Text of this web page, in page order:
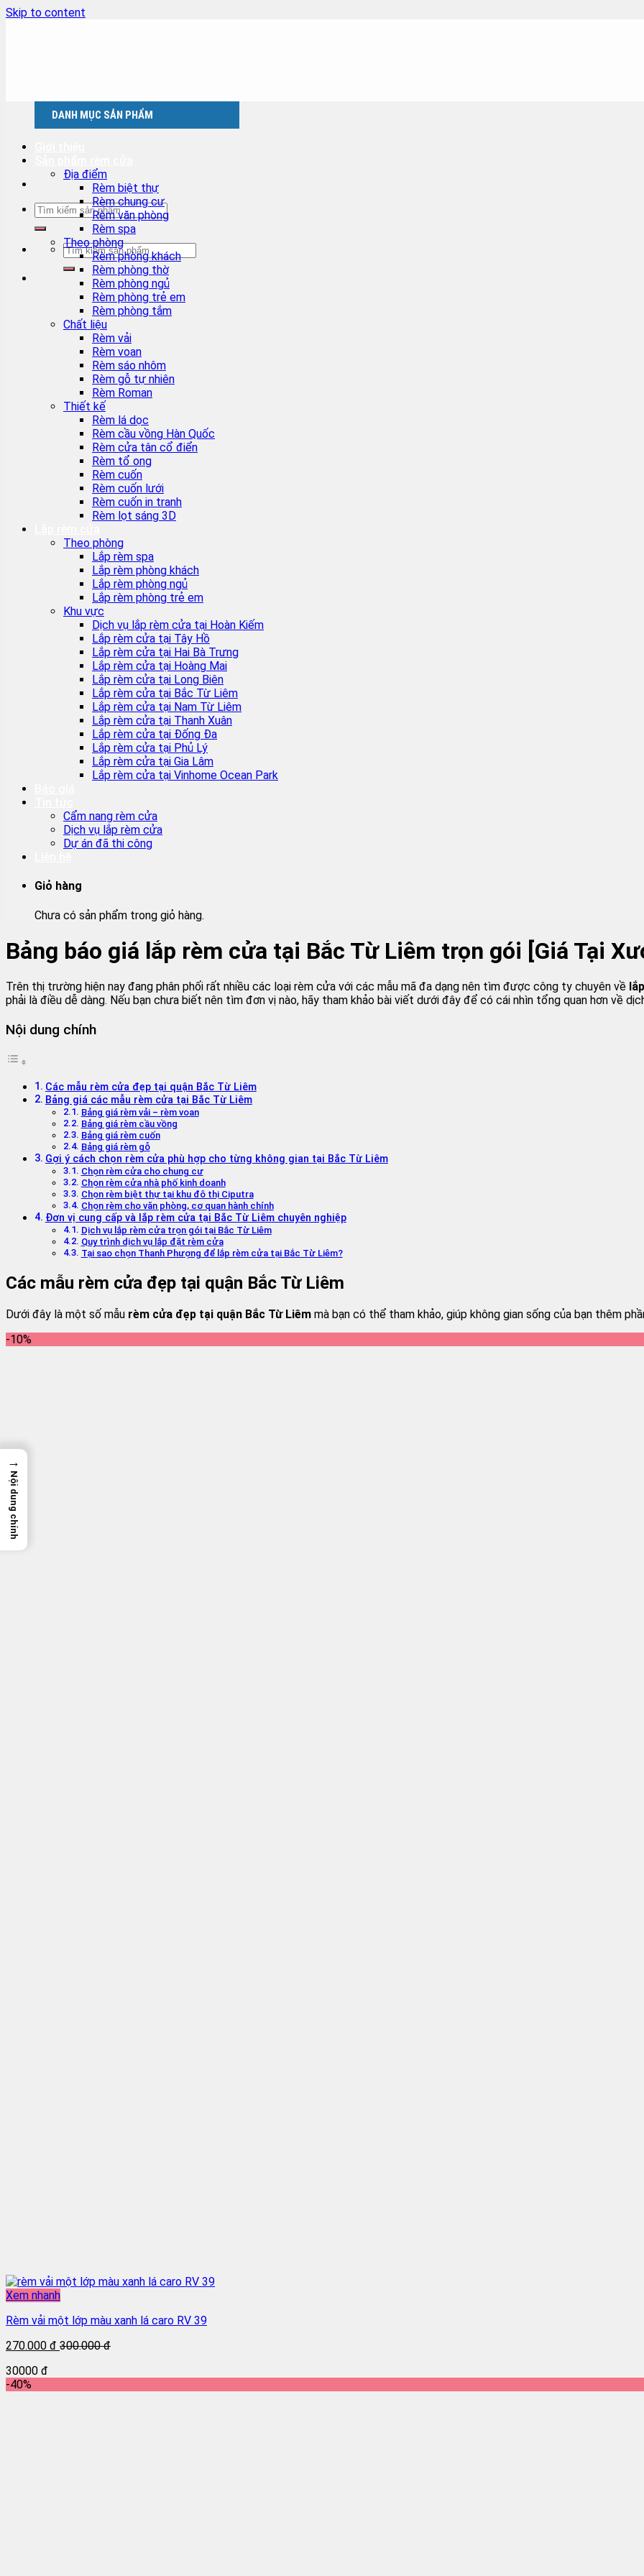
Skip to content
DANH MỤC SẢN PHẨM
Địa điểm
Rèm biệt thự
Rèm chung cư
Rèm văn phòng
Rèm spa
Theo phòng
Rèm phòng khách
Rèm phòng thờ
Rèm phòng ngủ
Rèm phòng trẻ em
Rèm phòng tắm
Chất liệu
Rèm vải
Rèm voan
Rèm sáo nhôm
Rèm gỗ tự nhiên
Rèm Roman
Thiết kế
Rèm lá dọc
Rèm cầu vồng Hàn Quốc
Rèm cửa tân cổ điển
Rèm tổ ong
Rèm cuốn
Rèm cuốn lưới
Rèm cuốn in tranh
Rèm lọt sáng 3D
Theo phòng
Lắp rèm spa
Lắp rèm phòng khách
Lắp rèm phòng ngủ
Lắp rèm phòng trẻ em
Khu vực
Dịch vụ lắp rèm cửa tại Hoàn Kiếm
Lắp rèm cửa tại Tây Hồ
Lắp rèm cửa tại Hai Bà Trưng
Lắp rèm cửa tại Hoàng Mai
Lắp rèm cửa tại Long Biên
Lắp rèm cửa tại Bắc Từ Liêm
Lắp rèm cửa tại Nam Từ Liêm
Lắp rèm cửa tại Thanh Xuân
Lắp rèm cửa tại Đống Đa
Lắp rèm cửa tại Phủ Lý
Lắp rèm cửa tại Gia Lâm
Lắp rèm cửa tại Vinhome Ocean Park
Cẩm nang rèm cửa
Dịch vụ lắp rèm cửa
Dự án đã thi công
Giỏ hàng
Chưa có sản phẩm trong giỏ hàng.
Bảng báo giá lắp rèm cửa tại Bắc Từ Liêm trọn gói [Giá Tại
Trên thị trường hiện nay đang phân phối rất nhiều các loại rèm cửa với các mẫu mã đa dạng nên tìm được công ty chuyên về
phải là điều dễ dàng. Nếu bạn chưa biết nên tìm đơn vị nào, hãy tham khảo bài viết dưới đây để có cái nhìn tổng quan hơn về
Nội dung chính
Các mẫu rèm cửa đẹp tại quận Bắc Từ Liêm
Bảng giá các mẫu rèm cửa tại Bắc Từ Liêm
Bảng giá rèm vải – rèm voan
Bảng giá rèm cầu vồng
Bảng giá rèm cuốn
Bảng giá rèm gỗ
Gợi ý cách chọn rèm cửa phù hợp cho từng không gian tại Bắc Từ Liêm
Chọn rèm cửa cho chung cư
Chọn rèm cửa nhà phố kinh doanh
Chọn rèm biệt thự tại khu đô thị Ciputra
Chọn rèm cho văn phòng, cơ quan hành chính
Đơn vị cung cấp và lắp rèm cửa tại Bắc Từ Liêm chuyên nghiệp
Dịch vụ lắp rèm cửa trọn gói tại Bắc Từ Liêm
Quy trình dịch vụ lắp đặt rèm cửa
Tại sao chọn Thanh Phượng để lắp rèm cửa tại Bắc Từ Liêm?
Các mẫu rèm cửa đẹp tại quận Bắc Từ Liêm
Dưới đây là một số mẫu rèm cửa đẹp tại quận Bắc Từ Liêm mà bạn có thể tham khảo, giúp không gian sống của bạn thêm
-10%
Xem nhanh
Rèm vải một lớp màu xanh lá caro RV 39
270.000 đ 300.000 đ
30000 đ
-40%
→
Nội dung chính